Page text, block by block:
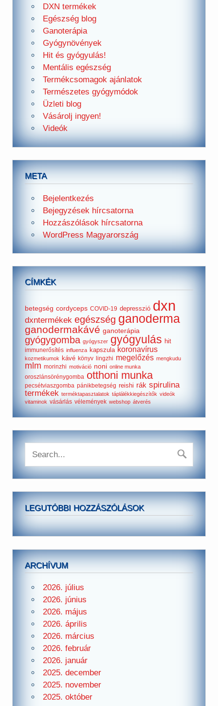
DXN termékek
Egészség blog
Ganoterápia
Gyógynövények
Hit és gyógyulás!
Mentális egészség
Termékcsomagok ajánlatok
Természetes gyógymódok
Üzleti blog
Vásárolj ingyen!
Videók
META
Bejelentkezés
Bejegyzések hírcsatorna
Hozzászólások hírcsatorna
WordPress Magyarország
CÍMKÉK
betegség cordyceps COVID-19 depresszió dxn
dxntermékek egészség ganoderma
ganodermakávé ganoterápia
gyógygomba gyógyszer gyógyulás hit
immunerősítés influenza kapszula koronavírus
kozmetikumok kávé könyv lingzhi megelőzés mengkudu
mlm morinzhi motiváció noni online munka
oroszlánsörénygomba otthoni munka
pecsétviaszgomba pánikbetegség reishi rák spirulina
termékek terméktapasztalatok táplálékkiegészítők videók
vitaminok vásárlás vélemények webshop átverés
LEGUTÓBBI HOZZÁSZÓLÁSOK
ARCHÍVUM
2026. július
2026. június
2026. május
2026. április
2026. március
2026. február
2026. január
2025. december
2025. november
2025. október